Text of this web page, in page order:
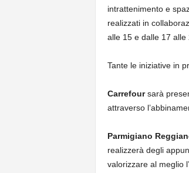
intrattenimento e
realizzati in
alle 15 e dalle 17 alle
Tante le iniziative in
Carrefoursarà
attraverso
Parmigiano
realizzerà degli
valorizzare al meglio